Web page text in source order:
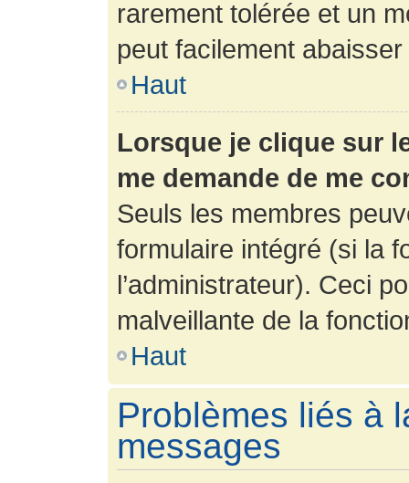
rarement tolérée et un
peut facilement
Haut
Lorsque je clique sur
me demande de me
Seuls les membres
formulaire intégré (si la
l’administrateur). Ceci
malveillante de la
Haut
Problèmes liés à
messages